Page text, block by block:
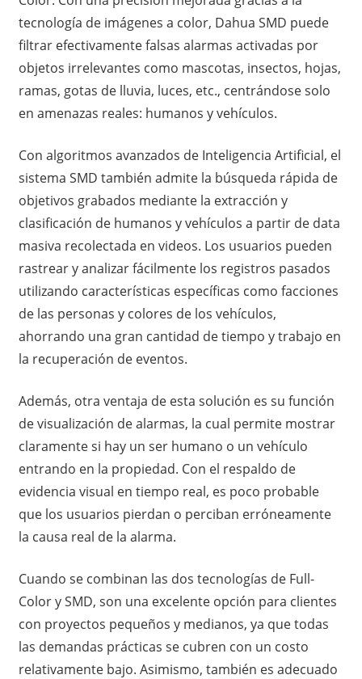
tecnología de imágenes a color, Dahua SMD puede
filtrar efectivamente falsas alarmas activadas por
objetos irrelevantes como mascotas, insectos, hojas,
ramas, gotas de lluvia, luces, etc., centrándose solo
en amenazas reales: humanos y vehículos.
Con algoritmos avanzados de Inteligencia Artificial, el
sistema SMD también admite la búsqueda rápida de
objetivos grabados mediante la extracción y
clasificación de humanos y vehículos a partir de data
masiva recolectada en videos. Los usuarios pueden
rastrear y analizar fácilmente los registros pasados
utilizando características específicas como facciones
de las personas y colores de los vehículos,
ahorrando una gran cantidad de tiempo y trabajo en
la recuperación de eventos.
Además, otra ventaja de esta solución es su función
de visualización de alarmas, la cual permite mostrar
claramente si hay un ser humano o un vehículo
entrando en la propiedad. Con el respaldo de
evidencia visual en tiempo real, es poco probable
que los usuarios pierdan o perciban erróneamente
la causa real de la alarma.
Cuando se combinan las dos tecnologías de Full-
Color y SMD, son una excelente opción para clientes
con proyectos pequeños y medianos, ya que todas
las demandas prácticas se cubren con un costo
relativamente bajo. Asimismo, también es adecuado